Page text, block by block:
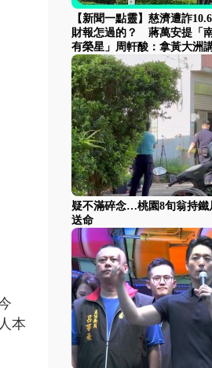
本
【新聞一點靈】慈濟遭詐
財報怎過的？ 蔣萬安提「
有榮星」周軒酸：拿黃大洲
疑不滿碎念…桃園8旬翁持
送命